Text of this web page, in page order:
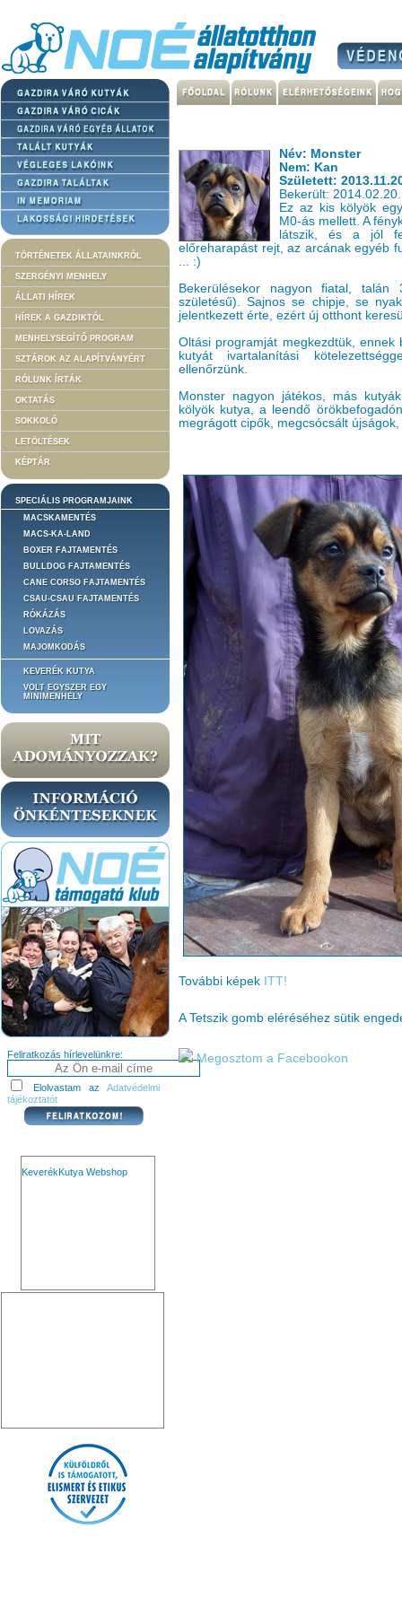
TÖRTÉNETEK ÁLLATAINKRÓL
SZERGÉNYI MENHELY
ÁLLATI HÍREK
HÍREK A GAZDIKTÓL
MENHELYSEGÍTŐ PROGRAM
SZTÁROK AZ ALAPÍTVÁNYÉRT
RÓLUNK ÍRTÁK
OKTATÁS
SOKKOLÓ
LETÖLTÉSEK
KÉPTÁR
SPECIÁLIS PROGRAMJAINK
MACSKAMENTÉS
MACS-KA-LAND
BOXER FAJTAMENTÉS
BULLDOG FAJTAMENTÉS
CANE CORSO FAJTAMENTÉS
CSAU-CSAU FAJTAMENTÉS
RÓKÁZÁS
LOVAZÁS
MAJOMKODÁS
KEVERÉK KUTYA
VOLT EGYSZER EGY
MINIMENHELY
Feliratkozás hírlevelünkre:
Elolvastam az Adatvédelmi
tájékoztatót
KeverékKutya Webshop
Név: Monster
Nem: Kan
Született:
Bekerült: 2014.02.20.
Ez az kis kölyök
M0-ás mellett. A
látszik, és a jól
előreharapást rejt, az arcának egyéb
... :)
Bekerülésekor nagyon fiatal,
születésű). Sajnos se chipje, se
jelentkezett érte, ezért új otthont
Oltási programját megkezdtük,
kutyát ivartalanítási
ellenőrzünk.
Monster nagyon játékos, más
kölyök kutya, a leendő
megrágott cipők, megcsócsált újságok,
További képek ITT!
A Tetszik gomb eléréséhez sütik
Megosztom a Facebookon